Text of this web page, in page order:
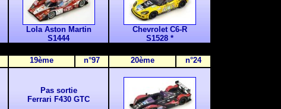
Lola Aston Martin
S1444
Chevrolet C6-R
S1528 *
19ème n°97 20ème n°24
Pas sortie
Ferrari F430 GTC